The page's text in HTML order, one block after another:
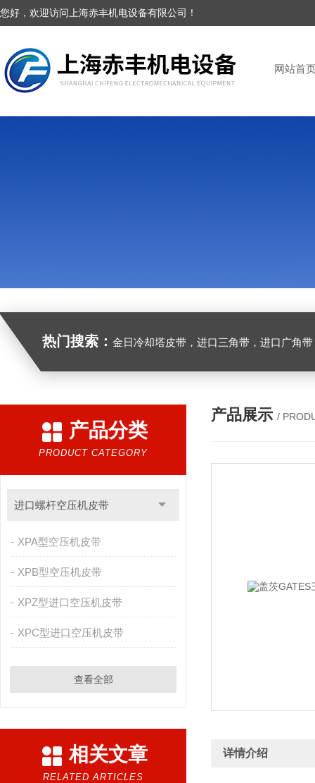
您好，欢迎访问上海赤丰机电设备有限公司！
网站首
热门搜索： 金日冷却塔皮带，进口三角带，进口广角带，进口同步带，进口空压机皮
产品分类
PRODUCT CATEGORY
进口螺杆空压机皮带
XPA型空压机皮带
XPB型空压机皮带
XPZ型进口空压机皮带
XPC型进口空压机皮带
查看全部
相关文章
RELATED ARTICLES
产品展示 /
详情介绍